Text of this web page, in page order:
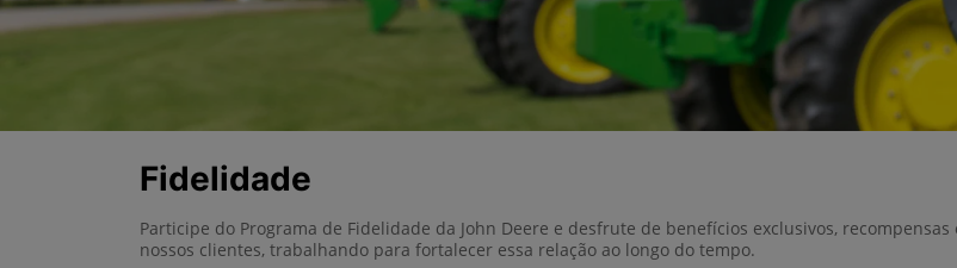
Fidelidade
Participe do Programa de Fidelidade da John Deere e desfrute de benefícios exclusivos,
nossos clientes, trabalhando para fortalecer essa relação ao longo do tempo.